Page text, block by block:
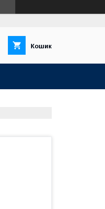
Кошик